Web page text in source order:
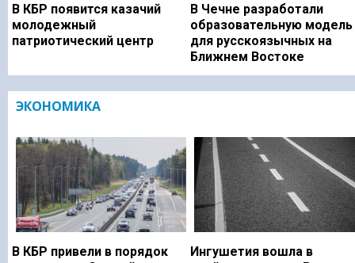
В КБР появится казачий
молодежный
патриотический центр
В Чечне разработали
образовательную модель
для русскоязычных на
Ближнем Востоке
ЭКОНОМИКА
В КБР привели в порядок
Ингушетия вошла в